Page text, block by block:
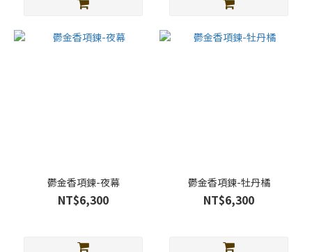
鬱金香項鍊-夜幕
NT$6,300
鬱金香項鍊-牡丹橘
NT$6,300